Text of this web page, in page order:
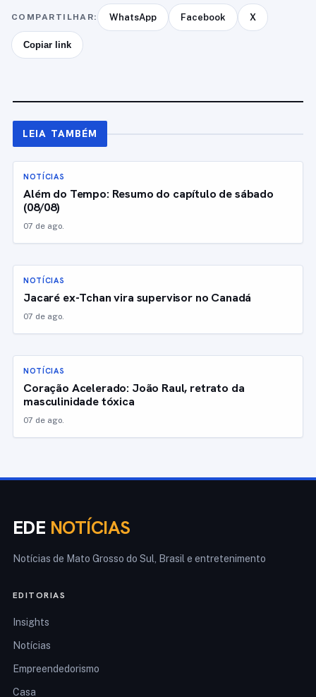
COMPARTILHAR: WhatsApp Facebook X
Copiar link
LEIA TAMBÉM
NOTÍCIAS
Além do Tempo: Resumo do capítulo de sábado
(08/08)
07 de ago.
NOTÍCIAS
Jacaré ex-Tchan vira supervisor no Canadá
07 de ago.
NOTÍCIAS
Coração Acelerado: João Raul, retrato da
masculinidade tóxica
07 de ago.
EDE NOTÍCIAS
Notícias de Mato Grosso do Sul, Brasil e entretenimento
EDITORIAS
Insights
Notícias
Empreendedorismo
Casa